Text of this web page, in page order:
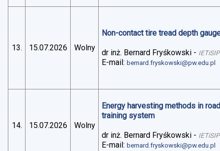
13. 15.07.2026 Wolny
Non-contact tire tread depth
dr inż. Bernard Fryśkowski - IETiSIP
E-mail:bernard.fryskowski@pw.edu.pl
14. 15.07.2026 Wolny
Energy harvesting methods in
training system
dr inż. Bernard Fryśkowski - IETiSIP
E-mail:bernard.fryskowski@pw.edu.pl